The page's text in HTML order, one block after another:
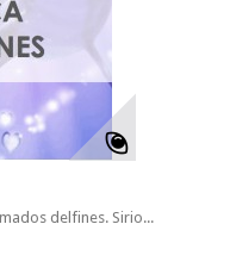
delfines. Sirio...